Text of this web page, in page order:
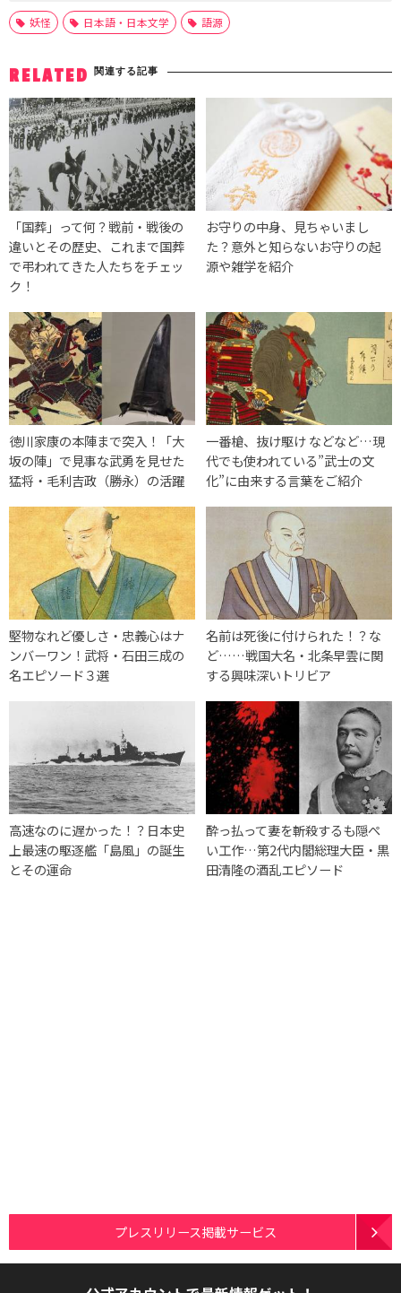
妖怪 日本語・日本文学 語源
RELATED 関連する記事
「国葬」って何？戦前・戦後の
違いとその歴史、これまで国葬
で弔われてきた人たちをチェッ
ク！
お守りの中身、見ちゃいまし
た？意外と知らないお守りの起
源や雑学を紹介
徳川家康の本陣まで突入！「大
坂の陣」で見事な武勇を見せた
猛将・毛利吉政（勝永）の活躍
一番槍、抜け駆け などなど…現
代でも使われている”武士の文
化”に由来する言葉をご紹介
堅物なれど優しさ・忠義心はナ
ンバーワン！武将・石田三成の
名エピソード３選
名前は死後に付けられた！？な
ど……戦国大名・北条早雲に関
する興味深いトリビア
高速なのに遅かった！？日本史
上最速の駆逐艦「島風」の誕生
とその運命
酔っ払って妻を斬殺するも隠ぺ
い工作…第2代内閣総理大臣・黒
田清隆の酒乱エピソード
プレスリリース掲載サービス